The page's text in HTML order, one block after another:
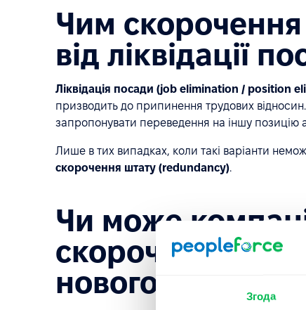
Згода
Чим скорочення
від ліквідації
Ліквідація посади (job elimination / position
призводить до припинення трудових
запропонувати переведення на іншу позицію
Лише в тих випадках, коли такі варіанти
скорочення штату (redundancy).
Чи може
скорочення
нового